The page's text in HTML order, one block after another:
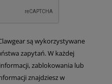
są wykorzystywane
zapytań. W każdej
zablokowania lub
znajdziesz w